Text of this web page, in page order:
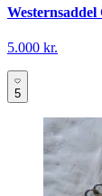
5.000 kr.
5